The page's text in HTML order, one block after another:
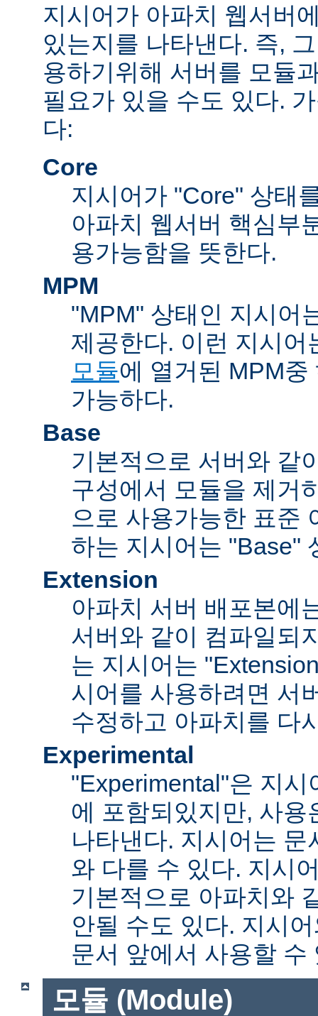
지시어가 아파치 웹서버
있는지를 나타낸다. 즉,
용하기위해 서버를 모듈
필요가 있을 수도 있다.
다:
Core
지시어가 "Core" 상태
아파치 웹서버 핵심부
용가능함을 뜻한다.
MPM
"MPM" 상태인 지시어
제공한다. 이런 지시어
모듈에 열거된 MPM
가능하다.
Base
기본적으로 서버와 같
구성에서 모듈을 제거
으로 사용가능한 표준
하는 지시어는 "Base"
Extension
아파치 서버 배포본에
서버와 같이 컴파일되
는 지시어는
시어를 사용하려면 서
수정하고 아파치를 다
Experimental
"Experimental"은 지시
에 포함되있지만, 사용
나타낸다. 지시어는
와 다를 수 있다. 지시
기본적으로 아파치와
안될 수도 있다. 지시
문서 앞에서 사용할 수
모듈 (Module)